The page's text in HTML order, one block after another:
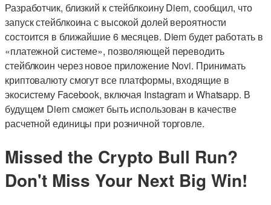
Разработчик, близкий к стейблкоину Diem, сообщил, что
запуск стейблкоина с высокой долей вероятности
состоится в ближайшие 6 месяцев. Diem будет работать в
«платежной системе», позволяющей переводить
стейблкоин через новое приложение Novi. Принимать
криптовалюту смогут все платформы, входящие в
экосистему Facebook, включая Instagram и Whatsapp. В
будущем Diem сможет быть использован в качестве
расчетной единицы при розничной торговле.
Missed the Crypto Bull Run?
Don't Miss Your Next Big Win!